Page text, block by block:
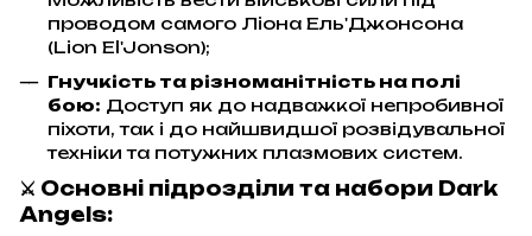
проводом самого Ліона Ель'Джонсона
(Lion El'Jonson);
Гнучкість та різноманітність на полі
бою: Доступ як до надважкої непробивної
піхоти, так і до найшвидшої розвідувальної
техніки та потужних плазмових систем.
⚔️ Основні підрозділи та набори Dark
Angels: